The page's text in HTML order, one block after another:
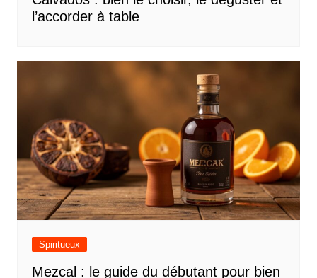
l’accorder à table
Spiritueux
Mezcal : le guide du débutant pour bien